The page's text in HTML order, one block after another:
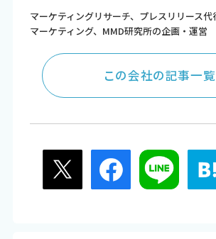
マーケティングリサーチ、プレスリリース
マーケティング、MMD研究所の企画・運営
この会社の記事一覧